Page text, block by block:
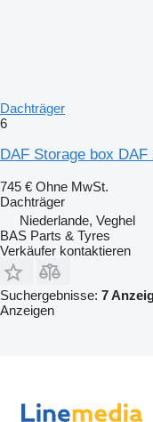
Dachträger
6
DAF Storage box DAF
745 € Ohne MwSt.
Dachträger
Niederlande, Veghel
BAS Parts & Tyres
Verkäufer kontaktieren
Suchergebnisse: 7
Anzeigen